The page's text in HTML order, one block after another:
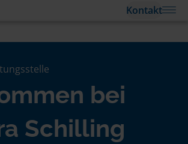
Kontakt
bei
Schilling